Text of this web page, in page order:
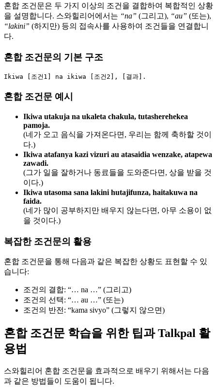
혼합 조건문은 두 가지 이상의 조건을 결합하여 복합적인 상황
을 설명합니다. 스와힐리어에서는 “na” (그리고), “au” (또는),
“lakini” (하지만) 등의 접속사를 사용하여 조건들을 연결합니
다.
혼합 조건문의 기본 구조
혼합 조건문 예시
Ikiwa utakuja na ukaleta chakula, tutasherehekea
pamoja.
(네가 오고 음식을 가져온다면, 우리는 함께 축하할 것이
다.)
Ikiwa atafanya kazi vizuri au atasaidia wenzake, atapewa
zawadi.
(그가 일을 잘하거나 동료들을 도와준다면, 상을 받을 것
이다.)
Ikiwa utasoma sana lakini hutajifunza, haitakuwa na
faida.
(네가 많이 공부하지만 배우지 않는다면, 아무 소용이 없
을 것이다.)
복잡한 조건문의 활용
혼합 조건문을 통해 다음과 같은 복잡한 상황도 표현할 수 있
습니다:
조건의 결합: “… na …” (그리고)
조건의 선택: “… au …” (또는)
조건의 반전: “kama sivyo” (그렇지 않으면)
혼합 조건문 학습을 위한 팁과 Talkpal 활
용법
스와힐리어 혼합 조건문을 효과적으로 배우기 위해서는 다음
과 같은 방법들이 도움이 됩니다.